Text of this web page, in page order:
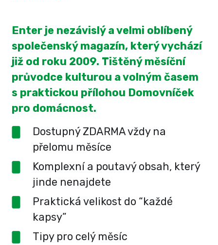
Enter je nezávislý a velmi oblíbený
společenský magazín, který vychází
již od roku 2009. Tištěný měsíční
průvodce kulturou a volným časem
s praktickou přílohou Domovníček
pro domácnost.
Dostupný ZDARMA vždy na
přelomu měsíce
Komplexní a poutavý obsah, který
jinde nenajdete
Praktická velikost do “každé
kapsy”
Tipy pro celý měsíc